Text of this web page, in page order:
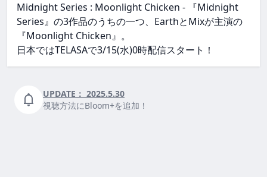
Midnight Series : Moonlight Chicken - 『Midnight
Series』の3作品のうちの一つ、EarthとMixが主演の
『Moonlight Chicken』。
日本ではTELASAで3/15(水)0時配信スタート！
UPDATE： 2025.5.30
視聴方法にBloom+を追加！